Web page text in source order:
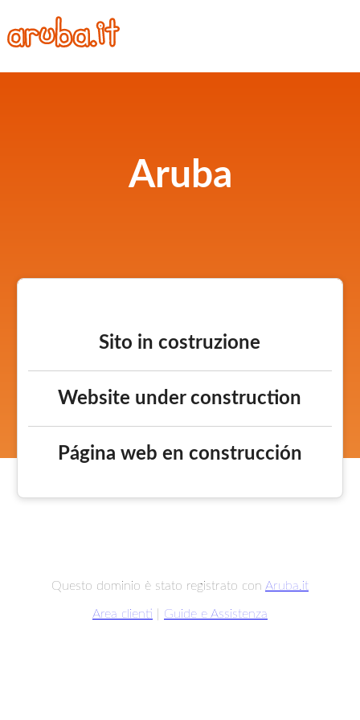
Aruba
Sito in costruzione
Website under construction
Página web en construcción
Questo dominio è stato registrato con Aruba.it
Area clienti Guide e Assistenza